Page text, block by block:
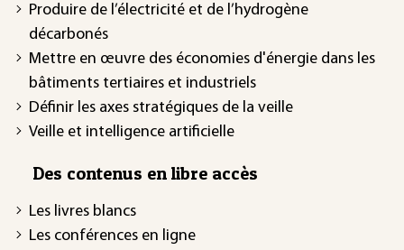
Produire de l’électricité et de l’hydrogène
décarbonés
Mettre en œuvre des économies d'énergie dans les
bâtiments tertiaires et industriels
Définir les axes stratégiques de la veille
Veille et intelligence artificielle
Des contenus en libre accès
Les livres blancs
Les conférences en ligne